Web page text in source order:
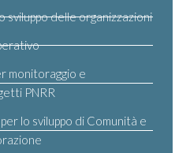
sviluppo delle organizzazioni
monitoraggio e
PNRR
lo sviluppo di Comunità e